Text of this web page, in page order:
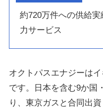
約720万件への供給
力サービス
オクトパスエナジーは
です。日本を含む9か国
り、東京ガスと合同出